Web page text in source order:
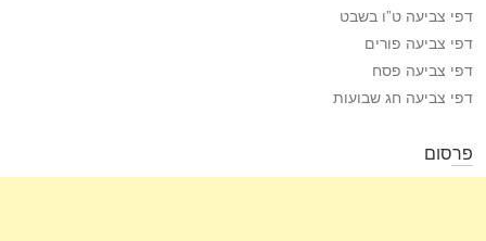
דפי צביעה ט”ו בשבט
דפי צביעה פורים
דפי צביעה פסח
דפי צביעה חג שבועות
פרסום